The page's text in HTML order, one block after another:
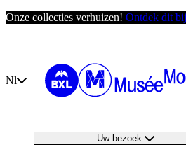
Ga
Onze collecties verhuizen! Ontdek dit
Nl
Uw bezoek